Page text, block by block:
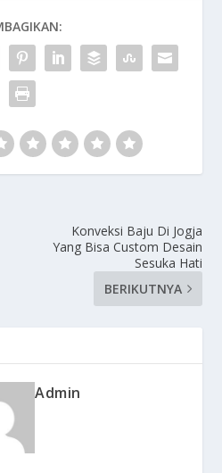
Konveksi Baju Di Jogja
Yang Bisa Custom Desain
Sesuka Hati
BERIKUTNYA
Admin